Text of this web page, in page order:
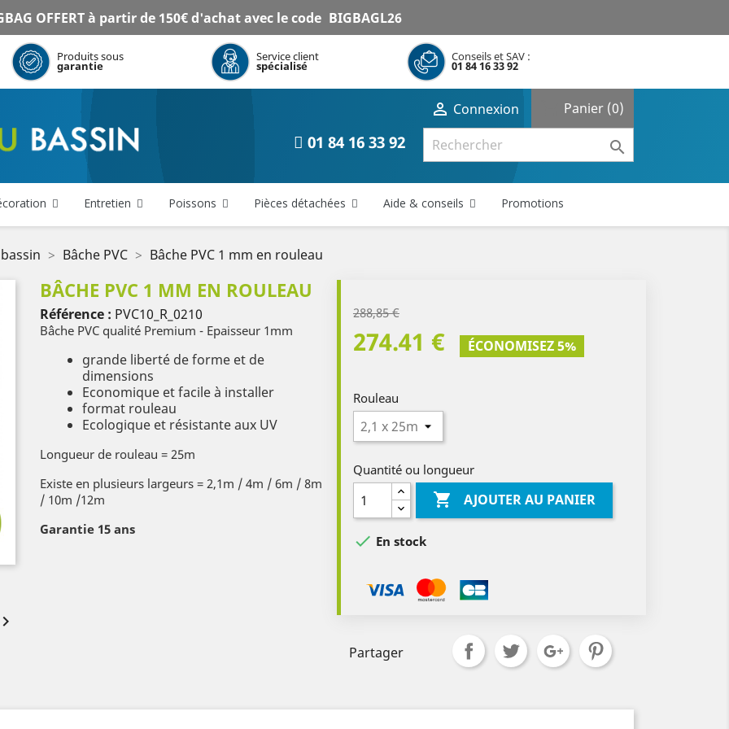
OFFERT à partir de 150€ d'achat avec le code BIGBAGL26
Produits sous
garantie
Service client
spécialisé
Conseils et SAV :
01 84 16 33 92
 Connexion Panier (0)
01 84 16 33 92 
Entretien Poissons Pièces détachées Aide & conseils Promotions
Bâche PVC Bâche PVC 1 mm en rouleau
BÂCHE PVC 1 MM EN ROULEAU
Référence : PVC10_R_0210
Bâche PVC qualité Premium - Epaisseur 1mm
grande liberté de forme et de
dimensions
Economique et facile à installer
format rouleau
Ecologique et résistante aux UV
Longueur de rouleau = 25m
Existe en plusieurs largeurs = 2,1m / 4m / 6m / 8m
/ 10m /12m
Garantie 15 ans
288,85 €
274.41 € ÉCONOMISEZ 5%
Rouleau
Quantité ou longueur
 AJOUTER AU PANIER
 En stock
Partager